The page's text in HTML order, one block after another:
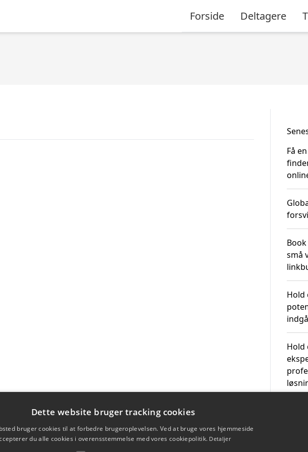
Forside Deltagere
Få
små
Hold
Hold
Dette website bruger tracking cookies
bruger cookies til at forbedre brugeroplevelsen. Ved at bruge vores hjemmeside
du alle cookies i overensstemmelse med vores cookiepolitik. Detaljer